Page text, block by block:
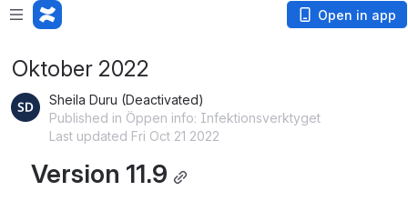
Open in app
Oktober 2022
Sheila Duru (Deactivated)
Published in Öppen info: Infektionsverktyget
Last updated Fri Oct 21 2022
Version 11.9